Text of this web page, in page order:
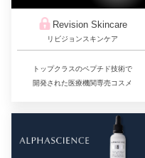
Revision Skincare
リビジョンスキンケア
トップクラスのペプチド技術で
開発された医療機関専売コスメ